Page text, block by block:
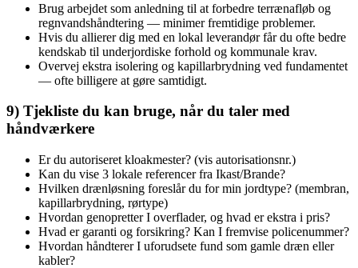
Brug arbejdet som anledning til at forbedre terrænafløb og
regnvandshåndtering — minimer fremtidige problemer.
Hvis du allierer dig med en lokal leverandør får du ofte bedre
kendskab til underjordiske forhold og kommunale krav.
Overvej ekstra isolering og kapillarbrydning ved fundamentet
— ofte billigere at gøre samtidigt.
9) Tjekliste du kan bruge, når du taler med
håndværkere
Er du autoriseret kloakmester? (vis autorisationsnr.)
Kan du vise 3 lokale referencer fra Ikast/Brande?
Hvilken drænløsning foreslår du for min jordtype? (membran,
kapillarbrydning, rørtype)
Hvordan genopretter I overflader, og hvad er ekstra i pris?
Hvad er garanti og forsikring? Kan I fremvise policenummer?
Hvordan håndterer I uforudsete fund som gamle dræn eller
kabler?